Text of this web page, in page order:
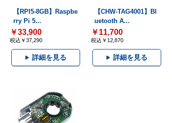
【RPI5-8GB】Raspbe
rry Pi 5...
￥33,900
税込￥37,290
詳細を見る
【CHW-TAG4001】Bl
uetooth A...
￥11,700
税込￥12,870
詳細を見る